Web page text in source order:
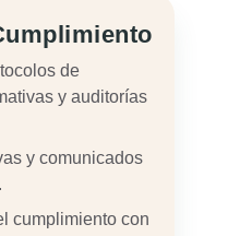
de
y auditorías
y comunicados
cumplimiento con